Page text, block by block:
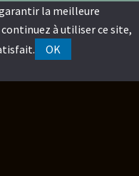
la meilleure
à utiliser ce site,
OK